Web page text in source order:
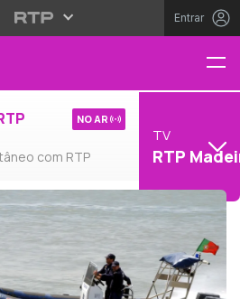
Entrar
com RTP
NO AR
TV
RTP